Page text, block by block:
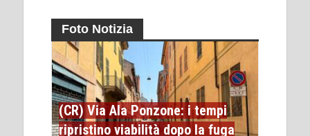
Foto Notizia
(CR) Via Ala Ponzone: i tempi
ripristino viabilità dopo la fuga